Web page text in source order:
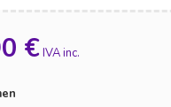
€IVA inc.